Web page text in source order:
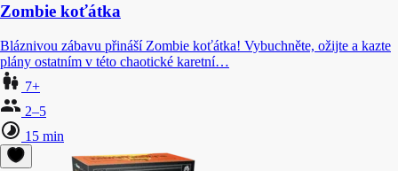
Zombie koťátka
Bláznivou zábavu přináší Zombie koťátka! Vybuchněte, ožijte a kazte
plány ostatním v této chaotické karetní…
7+
2–5
15 min